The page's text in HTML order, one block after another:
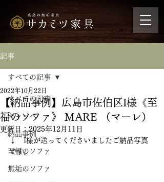
記事
すべての記事
ギャッベ
納品事例
至福のソファ
無垢のソファ
すべての記事
【納品事例】広島市佐伯区I様《至
福のソファ》 MARE （マーレ）
2022年10月22日
更新日：2025年12月11日
↓　I様が送ってくださいましたご納品写真
です。